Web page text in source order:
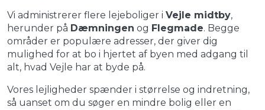
Vi administrerer flere lejeboliger i Vejle midtby,
herunder på Dæmningen og Flegmade. Begge
områder er populære adresser, der giver dig
mulighed for at bo i hjertet af byen med adgang til
alt, hvad Vejle har at byde på.
Vores lejligheder spænder i størrelse og indretning,
så uanset om du søger en mindre bolig eller en